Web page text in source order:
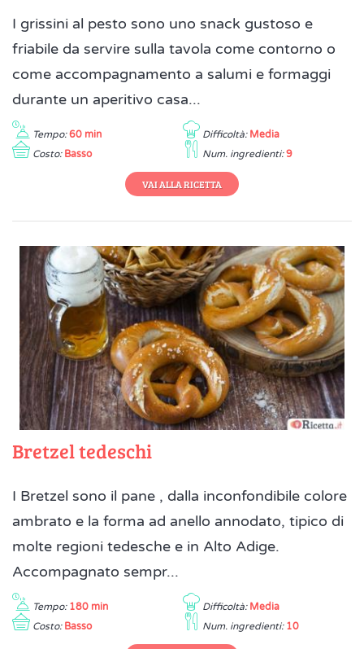
I grissini al pesto sono uno snack gustoso e
friabile da servire sulla tavola come contorno o
come accompagnamento a salumi e formaggi
durante un aperitivo casa...
Tempo: 60 min Difficoltà: Media
Costo: Basso Num. ingredienti: 9
VAI ALLA RICETTA
Bretzel tedeschi
I Bretzel sono il pane , dalla inconfondibile colore
ambrato e la forma ad anello annodato, tipico di
molte regioni tedesche e in Alto Adige.
Accompagnato sempr...
Tempo: 180 min Difficoltà: Media
Costo: Basso Num. ingredienti: 10